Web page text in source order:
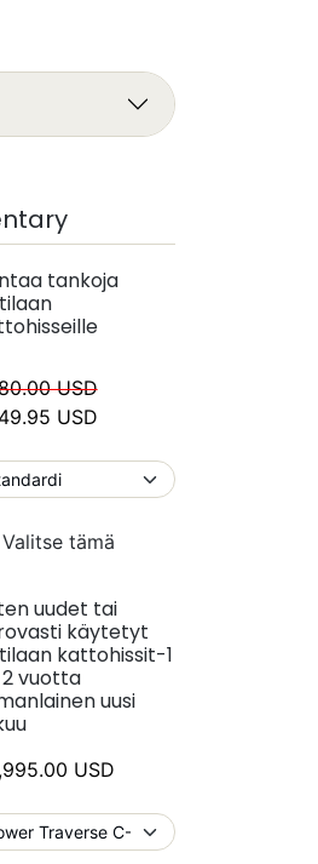
tankoja
USD
USD
Valitse tämä
uudet tai
käytetyt
kattohissit-1
vuotta
uusi
USD